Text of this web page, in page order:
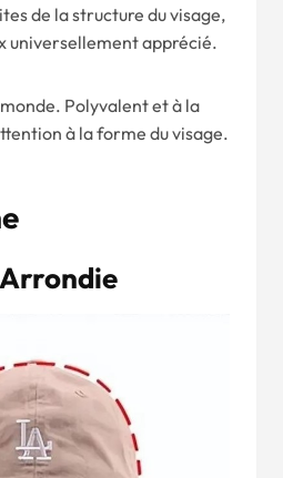
de la structure du visage,
universellement apprécié.
Polyvalent et à la
à la forme du visage.